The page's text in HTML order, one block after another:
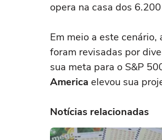
opera na casa dos
Em meio a este
foram revisadas por
sua meta para o S&P
America elevou sua
Notícias relacionadas